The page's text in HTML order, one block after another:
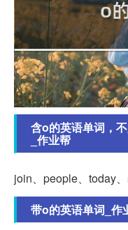
含o的英语单词，
_作业帮
join、people、today
带o的英语单词_作